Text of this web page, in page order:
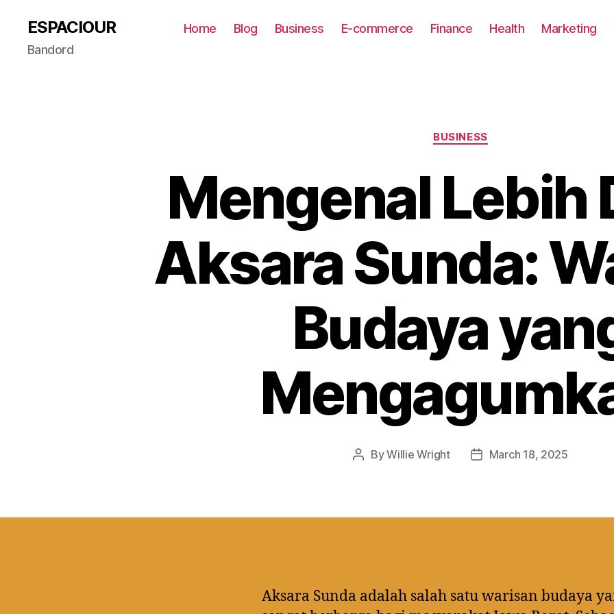
ESPACIOUR
Bandord
Home Blog Business E-commerce Finance Health Marketing
Categories
BUSINESS
Mengenal Lebih
Aksara Sunda:
Budaya
PostByWillie Wright
PostMarch 18, 2025
Aksara Sunda adalah salah satu warisan budaya